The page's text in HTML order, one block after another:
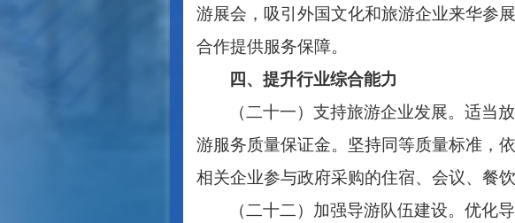
游展会，吸引外国文化和旅游企业来华参
合作提供服务保障。
四、提升行业综合能力
（二十一）支持旅游企业发展。适当
游服务质量保证金。坚持同等质量标准，
相关企业参与政府采购的住宿、会议、餐饮
（二十二）加强导游队伍建设。优化